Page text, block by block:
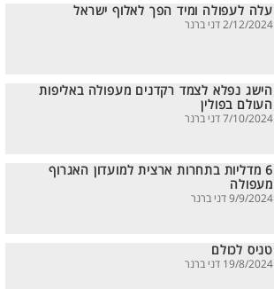
עלה לעפולה ומיד הפך לאלוף ישראל
2/12/2024 דני ברנר
הישג נפלא לצמד רקדנים מעפולה באליפות
העולם בפולין
7/10/2024 דני ברנר
6 מדליות בתחרות ארצית למועדון האגרוף
מעפולה
9/9/2024 דני ברנר
טניס לכולם
19/8/2024 דני ברנר